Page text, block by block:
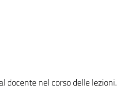
nel corso delle lezioni.